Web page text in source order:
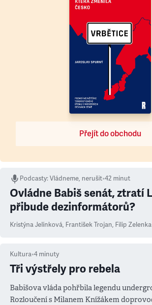
Přejít do obchodu
Podcasty:Vládneme, nerušit•42 minut
Ovládne Babiš senát, ztratí
přibude dezinformátorů?
Kristýna Jelínková, František Trojan, Filip Zelenka
Kultura•4 minuty
Tři výstřely pro rebela
Babišova vláda pohřbila legendu
Rozloučení s Milanem Knížákem